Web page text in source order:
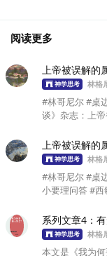
阅读更多
上帝被误解的
神学思考 林格
#林哥尼尔 #桌
谈》杂志：上
上帝被误解的
神学思考 林格
#林哥尼尔 #桌
小要理问答 #西
系列文章4：
神学思考 林格
本文是《我为